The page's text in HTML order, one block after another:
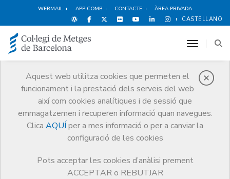
WEBMAIL APP COMB CONTACTE ÀREA PRIVADA
CASTELLANO
Aquest web utilitza cookies que permeten el
funcionament i la prestació dels serveis del web
així com cookies analítiques i de sessió que
emmagatzemen i recuperen informació quan navegues.
Clica AQUÍ per a mes informació o per a canviar la
configuració de les cookies
Pots acceptar les cookies d’anàlisi prement
ACCEPTAR o REBUTJAR
toggle
Registre
Registre
Verificació col·legiació per a centres sanitaris / organitzacions